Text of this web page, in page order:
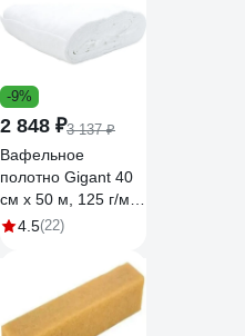
-9%
2 848 ₽3 137 ₽
Вафельное
полотно Gigant 40
см х 50 м, 125 г/м2
GVL-200
4.5(22)